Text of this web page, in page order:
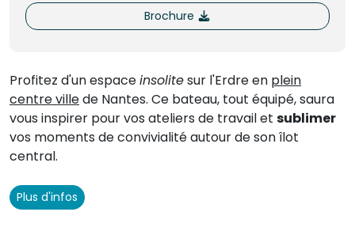
Brochure
Profitez d'un espaceinsolitesur l'Erdre en plein
centre villede Nantes. Ce bateau, tout équipé, saura
vous inspirer pour vos ateliers de travail et sublimer
vos moments de convivialité autour de son îlot
central.
Plus d'infos